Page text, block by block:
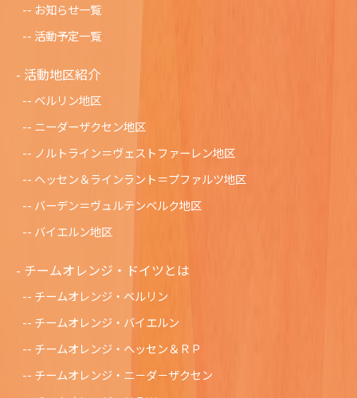
お知らせ一覧
活動予定一覧
活動地区紹介
ベルリン地区
ニーダーザクセン地区
ノルトライン＝ヴェストファーレン地区
ヘッセン＆ラインラント＝プファルツ地区
バーデン＝ヴュルテンベルク地区
バイエルン地区
チームオレンジ・ドイツとは
チームオレンジ・ベルリン
チームオレンジ・バイエルン
チームオレンジ・ヘッセン＆ＲＰ
チームオレンジ・ニ－ダ－ザクセン